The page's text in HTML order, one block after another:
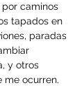
caminos
tapados en
paradas
y otros
me ocurren.